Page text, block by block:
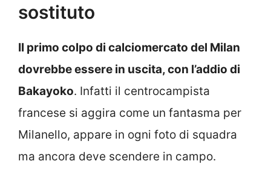
sostituto
Il primo colpo di calciomercato del Milan
dovrebbe essere in uscita, con l’addio di
Bakayoko. Infatti il centrocampista
francese si aggira come un fantasma per
Milanello, appare in ogni foto di squadra
ma ancora deve scendere in campo.